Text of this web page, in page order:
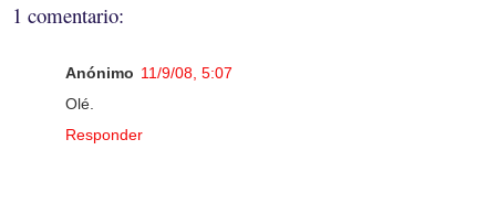
1 comentario:
Anónimo 11/9/08, 5:07
Olé.
Responder